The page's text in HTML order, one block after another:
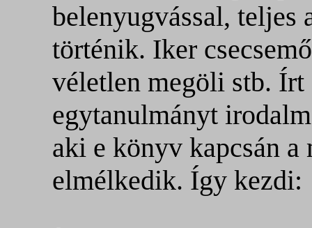
belenyugvással, teljes
történik. Iker
véletlen megöli stb.
egytanulmányt
aki e könyv kapcsán
elmélkedik. Így kezdi: